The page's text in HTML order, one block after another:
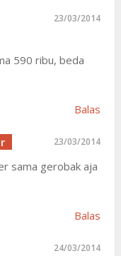
23/03/2014
590 ribu, beda
Balas
23/03/2014
sama gerobak aja
Balas
24/03/2014